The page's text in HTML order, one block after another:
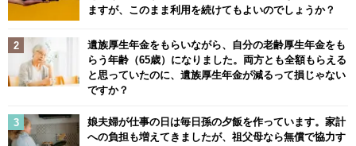
ますが、このまま利用を続けてもよいのでしょうか？
遺族厚生年金をもらいながら、自分の老齢厚生年金をも
らう年齢（65歳）になりました。両方とも全額もらえる
と思っていたのに、遺族厚生年金が減るって損じゃない
ですか？
娘夫婦が仕事の日は毎日孫の夕飯を作っています。家計
への負担も増えてきましたが、祖父母なら無償で協力す